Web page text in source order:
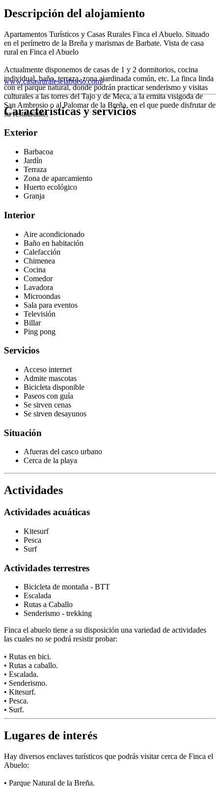
Descripción del alojamiento
Apartamentos Turísticos y Casas Rurales Finca el Abuelo. Situado
en el perímetro de la Breña y marismas de Barbate. Vista de casa
rural en Finca el Abuelo
Actualmente disponemos de casas de 1 y 2 dormitorios, cocina
individual, baño, terraza, zona ajardinada común, etc. La finca linda
con el parque natural, donde podrán practicar senderismo y visitas
culturales a las torres del Tajo y de Meca, a la ermita visigoda de
San Ambrosio o al Palomar de la Breña, en el que puede disfrutar de
su restaurante.
www.casasruraleselabuelo.com/
Características y servicios
Exterior
Barbacoa
Jardín
Terraza
Zona de aparcamiento
Huerto ecológico
Granja
Interior
Aire acondicionado
Baño en habitación
Calefacción
Chimenea
Cocina
Comedor
Lavadora
Microondas
Sala para eventos
Televisión
Billar
Ping pong
Servicios
Acceso internet
Admite mascotas
Bicicleta disponible
Paseos con guía
Se sirven cenas
Se sirven desayunos
Situación
Afueras del casco urbano
Cerca de la playa
Actividades
Actividades acuáticas
Kitesurf
Pesca
Surf
Actividades terrestres
Bicicleta de montaña - BTT
Escalada
Rutas a Caballo
Senderismo - trekking
Finca el abuelo tiene a su disposición una variedad de actividades
las cuales no se podrá resistir probar:
• Rutas en bici.
• Rutas a caballo.
• Escalada.
• Senderismo.
• Kitesurf.
• Pesca.
• Surf.
Lugares de interés
Hay diversos enclaves turísticos que podrás visitar cerca de Finca el
Abuelo:
• Parque Natural de la Breña.